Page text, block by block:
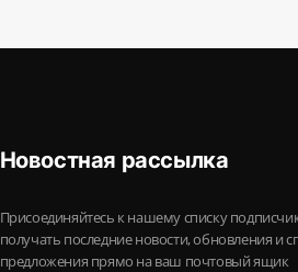
Новостная рассылка
Присоединяйтесь к нашему списку
получать последние новости, обновления и
предложения прямо на ваш почтовый ящик